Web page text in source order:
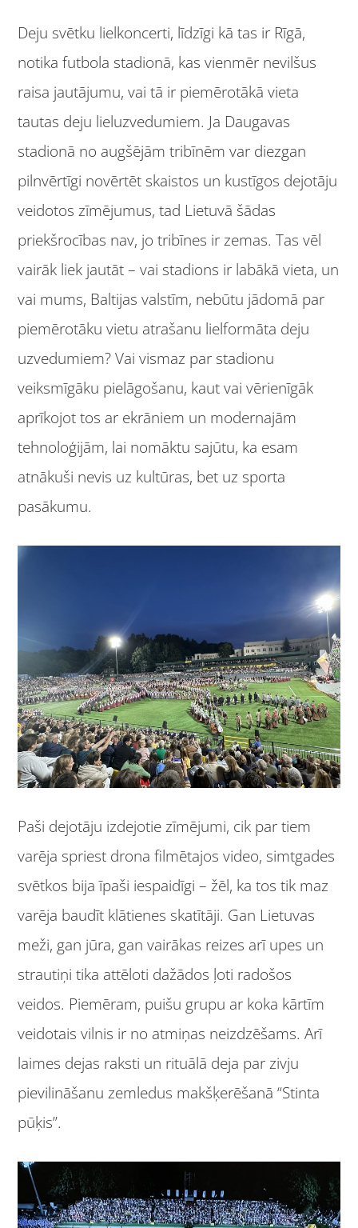
Deju svētku lielkoncerti, līdzīgi kā tas ir Rīgā,
notika futbola stadionā, kas vienmēr nevilšus
raisa jautājumu, vai tā ir piemērotākā vieta
tautas deju lieluzvedumiem. Ja Daugavas
stadionā no augšējām tribīnēm var diezgan
pilnvērtīgi novērtēt skaistos un kustīgos dejotāju
veidotos zīmējumus, tad Lietuvā šādas
priekšrocības nav, jo tribīnes ir zemas. Tas vēl
vairāk liek jautāt – vai stadions ir labākā vieta, un
vai mums, Baltijas valstīm, nebūtu jādomā par
piemērotāku vietu atrašanu lielformāta deju
uzvedumiem? Vai vismaz par stadionu
veiksmīgāku pielāgošanu, kaut vai vērienīgāk
aprīkojot tos ar ekrāniem un modernajām
tehnoloģijām, lai nomāktu sajūtu, ka esam
atnākuši nevis uz kultūras, bet uz sporta
pasākumu.
Paši dejotāju izdejotie zīmējumi, cik par tiem
varēja spriest drona filmētajos video, simtgades
svētkos bija īpaši iespaidīgi – žēl, ka tos tik maz
varēja baudīt klātienes skatītāji. Gan Lietuvas
meži, gan jūra, gan vairākas reizes arī upes un
strautiņi tika attēloti dažādos ļoti radošos
veidos. Piemēram, puišu grupu ar koka kārtīm
veidotais vilnis ir no atmiņas neizdzēšams. Arī
laimes dejas raksti un rituālā deja par zivju
pievilināšanu zemledus makšķerēšanā “Stinta
pūķis”.